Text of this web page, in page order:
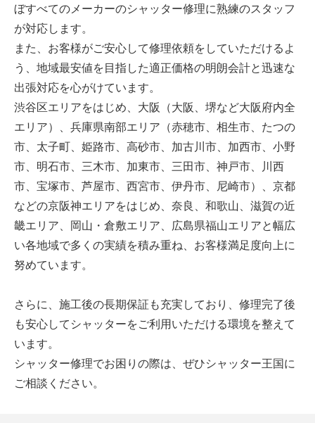
ぼすべてのメーカーのシャッター修理に熟練のスタッフ
が対応します。
また、お客様がご安心して修理依頼をしていただけるよ
う、地域最安値を目指した適正価格の明朗会計と迅速な
出張対応を心がけています。
渋谷区エリアをはじめ、大阪（大阪、堺など大阪府内全
エリア）、兵庫県南部エリア（赤穂市、相生市、たつの
市、太子町、姫路市、高砂市、加古川市、加西市、小野
市、明石市、三木市、加東市、三田市、神戸市、川西
市、宝塚市、芦屋市、西宮市、伊丹市、尼崎市）、京都
などの京阪神エリアをはじめ、奈良、和歌山、滋賀の近
畿エリア、岡山・倉敷エリア、広島県福山エリアと幅広
い各地域で多くの実績を積み重ね、お客様満足度向上に
努めています。
さらに、施工後の長期保証も充実しており、修理完了後
も安心してシャッターをご利用いただける環境を整えて
います。
シャッター修理でお困りの際は、ぜひシャッター王国に
ご相談ください。